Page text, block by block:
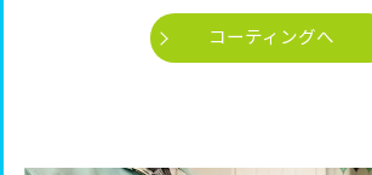
コーティングへ